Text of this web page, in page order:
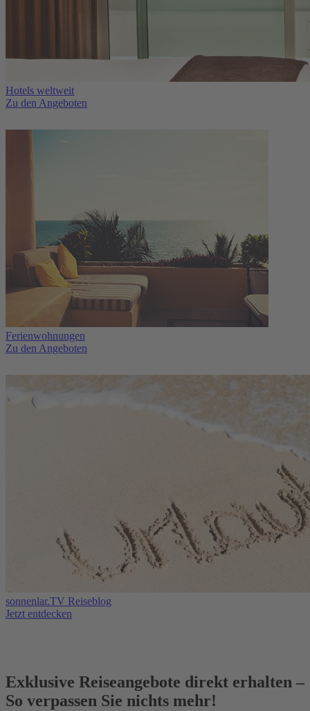
Hotels weltweit
Zu den Angeboten
Ferienwohnungen
Zu den Angeboten
sonnenlar.TV Reiseblog
Jetzt entdecken
Exklusive Reiseangebote direkt erhalten –
So verpassen Sie nichts mehr!